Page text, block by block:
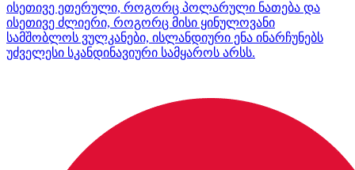
ისეთივე ეთერული, როგორც პოლარული ნათება და
ისეთივე ძლიერი, როგორც მისი ყინულოვანი
სამშობლოს ვულკანები, ისლანდიური ენა ინარჩუნებს
უძველესი სკანდინავიური სამყაროს არსს.